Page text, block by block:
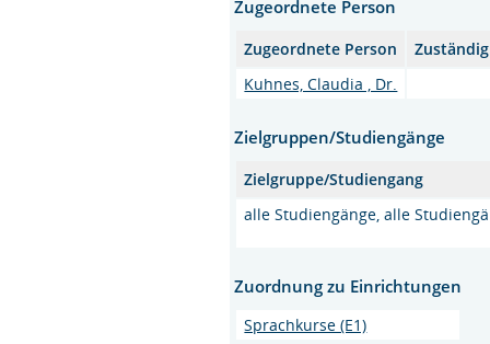
Zugeordnete Person
Zugeordnete Person
Kuhnes, Claudia , Dr.
Zielgruppen/Studiengänge
Zielgruppe/Studiengang
alle Studiengänge, alle
Zuordnung zu Einrichtungen
Sprachkurse (E1)